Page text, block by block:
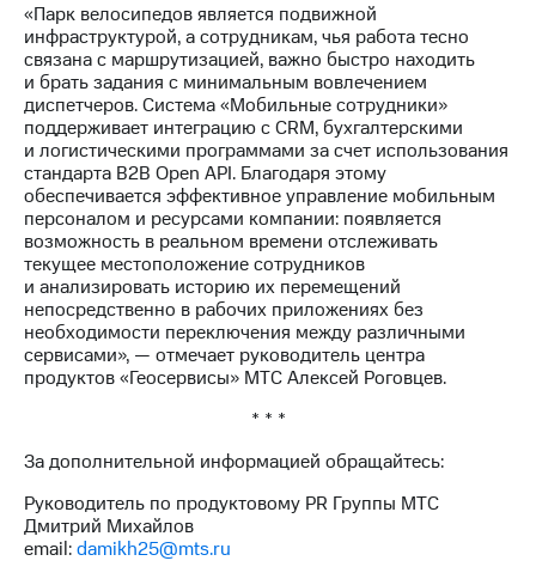
Еврооблигации-2023
Уведомление
о
погашении
именных
облигаций
Другое
Регистратор
Реквизиты
Контакты
развитие
деловая этика
На главную
«Парк велосипедов является подвижной
инфраструктурой, а сотрудникам, чья работа тесно
связана с маршрутизацией, важно быстро находить
и брать задания с минимальным вовлечением
диспетчеров. Система «Мобильные сотрудники»
поддерживает интеграцию с CRM, бухгалтерскими
и логистическими программами за счет использования
стандарта B2B Open API. Благодаря этому
обеспечивается эффективное управление мобильным
персоналом и ресурсами компании: появляется
возможность в реальном времени отслеживать
текущее местоположение сотрудников
и анализировать историю их перемещений
непосредственно в рабочих приложениях без
необходимости переключения между различными
сервисами», — отмечает руководитель центра
продуктов «Геосервисы» МТС Алексей Роговцев.
* * *
За дополнительной информацией обращайтесь:
Руководитель по продуктовому PR Группы МТС
Дмитрий Михайлов
email:damikh25@mts.ru